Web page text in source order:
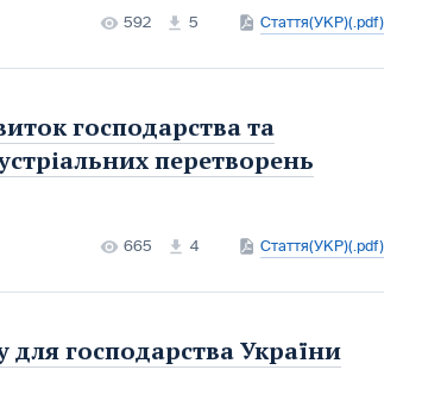
592 5 Стаття(УКР)(.pdf)
господарства та
перетворень
665 4 Стаття(УКР)(.pdf)
для господарства України